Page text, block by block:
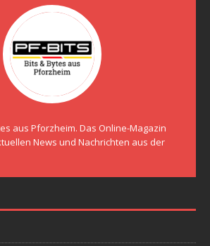
aus Pforzheim. Das Online-Magazin
News und Nachrichten aus der